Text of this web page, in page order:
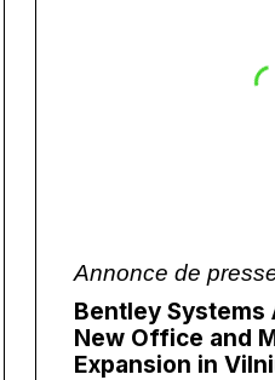
Annonce de
Bentley Systems
New Office and
Expansion in